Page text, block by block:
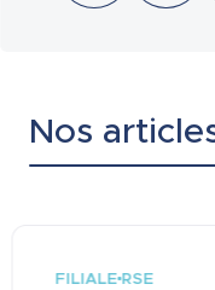
Nos
FILIALERSE